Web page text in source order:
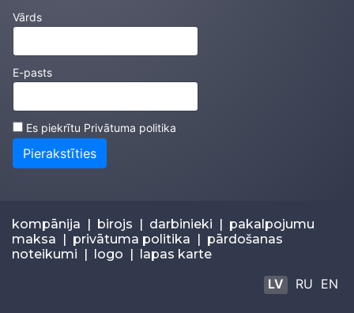
Vārds
E-pasts
Es piekrītu Privātuma politika
Pierakstīties
kompānija | birojs | darbinieki | pakalpojumu
maksa | privātuma politika | pārdošanas
noteikumi | logo | lapas karte
LV RU EN